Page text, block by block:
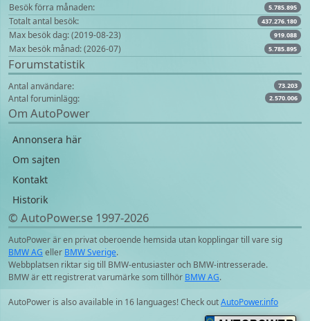
Besök förra månaden: 5.785.895
Totalt antal besök: 437.276.180
Max besök dag: (2019-08-23) 919.088
Max besök månad: (2026-07) 5.785.895
Forumstatistik
Antal användare: 73.203
Antal foruminlägg: 2.570.006
Om AutoPower
Annonsera här
Om sajten
Kontakt
Historik
© AutoPower.se 1997‑2026
AutoPower är en privat oberoende hemsida utan kopplingar till vare sig
BMW AG eller BMW Sverige.
Webbplatsen riktar sig till BMW-entusiaster och BMW-intresserade.
BMW är ett registrerat varumärke som tillhör BMW AG.
AutoPower is also available in 16 languages! Check outAutoPower.info